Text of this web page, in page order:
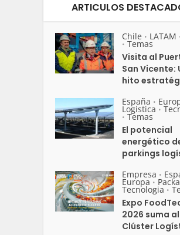
ARTICULOS
Chile • LATAM
• Temas
Visita al
San Vicente:
hito
España •
Logistica •
• Temas
El potencial
energético
parkings
Empresa •
Europa •
Tecnologia •
Expo
2026 suma al
Clúster